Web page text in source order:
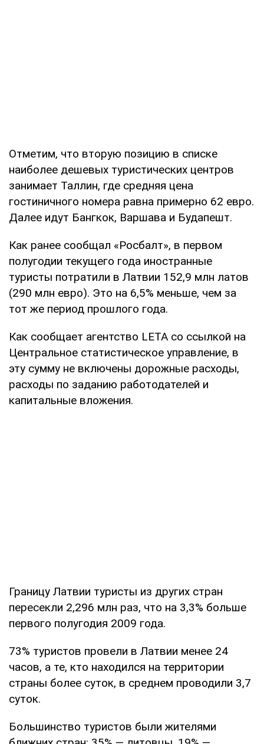
Отметим, что вторую позицию в списке
наиболее дешевых туристических центров
занимает Таллин, где средняя цена
гостиничного номера равна примерно 62 евро.
Далее идут Бангкок, Варшава и Будапешт.
Как ранее сообщал «Росбалт», в первом
полугодии текущего года иностранные
туристы потратили в Латвии 152,9 млн латов
(290 млн евро). Это на 6,5% меньше, чем за
тот же период прошлого года.
Как сообщает агентство LETA со ссылкой на
Центральное статистическое управление, в
эту сумму не включены дорожные расходы,
расходы по заданию работодателей и
капитальные вложения.
Границу Латвии туристы из других стран
пересекли 2,296 млн раз, что на 3,3% больше
первого полугодия 2009 года.
73% туристов провели в Латвии менее 24
часов, а те, кто находился на территории
страны более суток, в среднем проводили 3,7
суток.
Большинство туристов были жителями